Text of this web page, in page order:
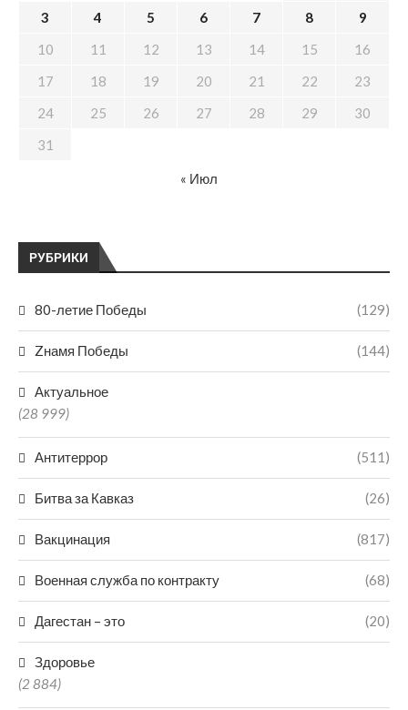
РУБРИКИ
80-летие Победы (129)
Zнамя Победы (144)
Актуальное
(28 999)
Антитеррор (511)
Битва за Кавказ (26)
Вакцинация (817)
Военная служба по контракту (68)
Дагестан – это (20)
Здоровье
(2 884)
3
4 5 6 7 8
9
10
11 12 13 14 15
16
17
18 19 20 21 22
23
24
25 26 27 28 29
30
31
« Июл